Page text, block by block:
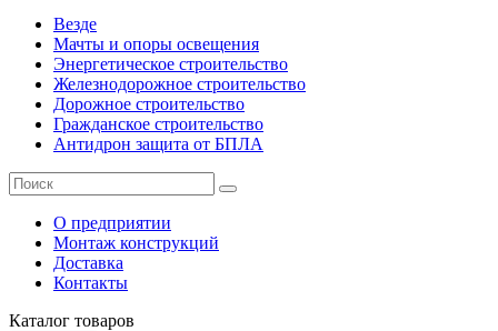
Везде
Мачты и опоры освещения
Энергетическое строительство
Железнодорожное строительство
Дорожное строительство
Гражданское строительство
Антидрон защита от БПЛА
О предприятии
Монтаж конструкций
Доставка
Контакты
Каталог товаров